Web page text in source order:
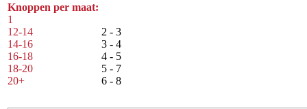
Knoppen per maat:
1
12-14
2 - 3
14-16
3 - 4
16-18
4 - 5
18-20
5 - 7
20+
6 - 8